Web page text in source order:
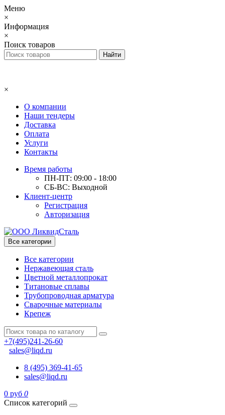
Меню
×
Информация
×
Поиск товаров
×
О компании
Наши тендеры
Доставка
Оплата
Услуги
Контакты
Время работы
ПН-ПТ: 09:00 - 18:00
СБ-ВС: Выходной
Клиент-центр
Регистрация
Авторизация
Все категории
Все категории
Нержавеющая сталь
Цветной металлопрокат
Титановые сплавы
Трубопроводная арматура
Сварочные материалы
Крепеж
+7(495)241-26-60
sales@liqd.ru
8 (495) 369-41-65
sales@liqd.ru
0 руб 0
Список категорий